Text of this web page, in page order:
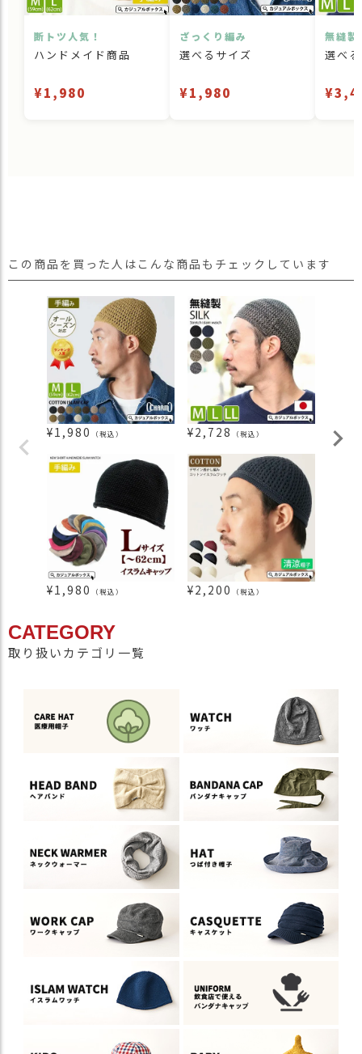
断トツ人気！
ハンドメイド商品
¥1,980
ざっくり編み
選べるサイズ
¥1,980
無縫製
選べ
この商品を買った人はこんな商品もチェックしています
¥1,980 （税込） ¥2,728 （税込） ¥
¥1,980 （税込） ¥2,200 （税込）
CATEGORY
取り扱いカテゴリ一覧